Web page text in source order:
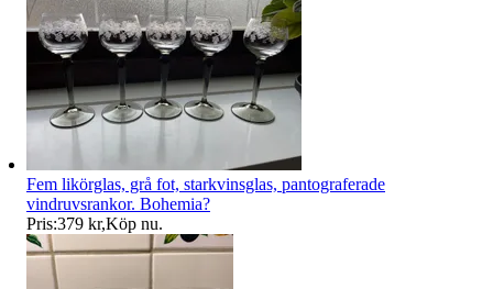
Fem likörglas, grå fot, starkvinsglas, pantograferade
vindruvsrankor. Bohemia?
Pris:379 kr,Köp nu.